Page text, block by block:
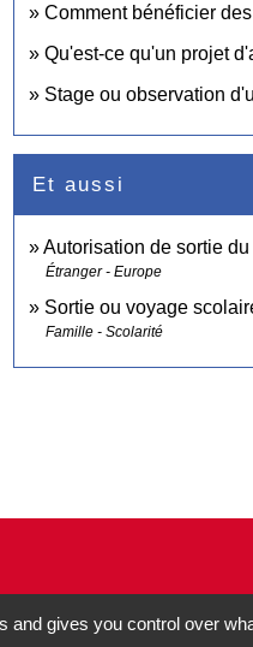
Comment bénéficier
Qu'est-ce qu'un projet
Stage ou observation
Et aussi
Autorisation de sortie
Étranger - Europe
Sortie ou voyage
Famille - Scolarité
and gives you control over